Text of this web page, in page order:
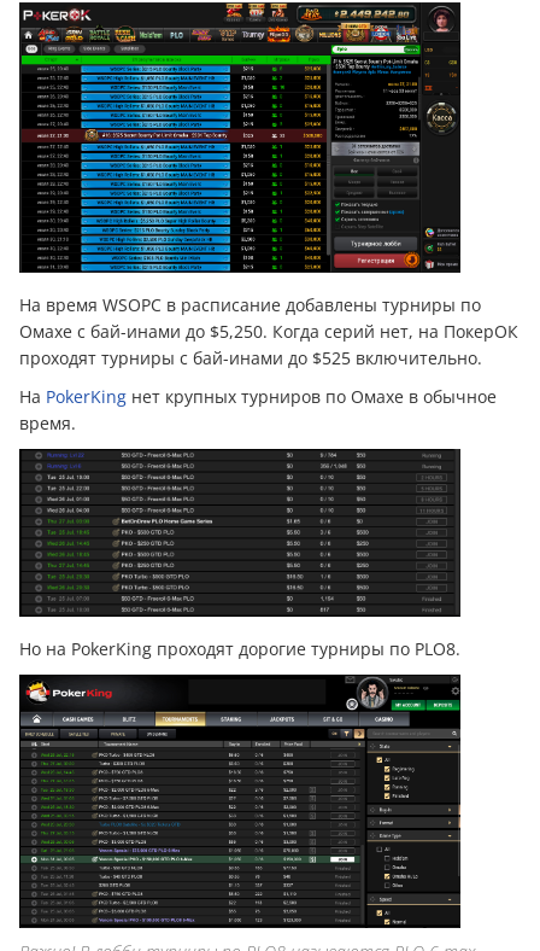
На время WSOPC в расписание добавлены турниры по
Омахе с бай-инами до $5,250. Когда серий нет, на ПокерОК
проходят турниры с бай-инами до $525 включительно.
На PokerKing нет крупных турниров по Омахе в обычное
время.
Но на PokerKing проходят дорогие турниры по PLO8.